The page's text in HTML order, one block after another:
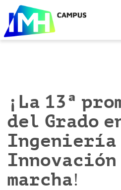
e
¡La 13ª
del Grado
Ingeniería
Innovación
marcha!